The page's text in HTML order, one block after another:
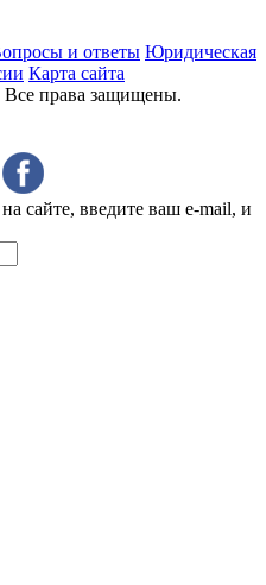
и ответы Юридическая
Карта сайта
Все права защищены.
сайте, введите ваш e-mail, и